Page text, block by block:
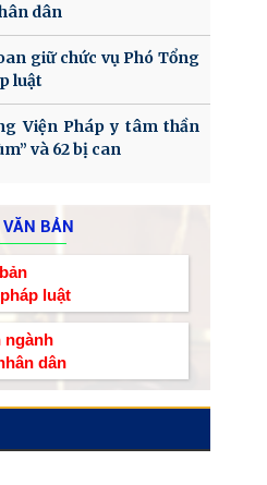
dân
giữ chức vụ Phó Tổng
luật
Viện Pháp y tâm thần
và 62 bị can
VĂN BẢN
luật
ngành
dân